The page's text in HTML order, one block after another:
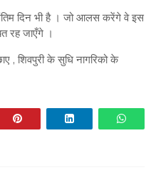
दिन भी है । जो आलस करेंगे वे इस
रह जाएँगे ।
, शिवपुरी के सुधि नागरिको के